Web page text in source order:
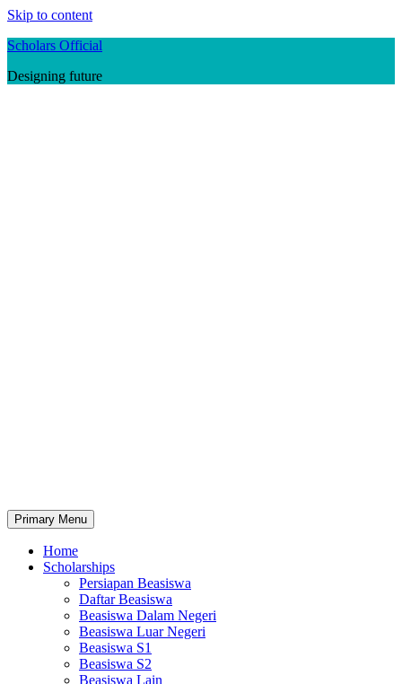
Skip to content
Scholars Official
Designing future
Primary Menu
Home
Scholarships
Persiapan Beasiswa
Daftar Beasiswa
Beasiswa Dalam Negeri
Beasiswa Luar Negeri
Beasiswa S1
Beasiswa S2
Beasiswa Lain